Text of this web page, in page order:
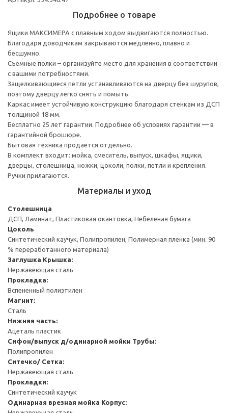
Подробнее о товаре
Ящики МАКСИМЕРА с плавным ходом выдвигаются полностью.
Благодаря доводчикам закрываются медленно, плавно и
бесшумно.
Съемные полки – организуйте место для хранения в соответствии
с вашими потребностями.
Защелкивающиеся петли устанавливаются на дверцу без шурупов,
поэтому дверцу легко снять и помыть.
Каркас имеет устойчивую конструкцию благодаря стенкам из ДСП
толщиной 18 мм.
Бесплатно 25 лет гарантии. Подробнее об условиях гарантии — в
гарантийной брошюре.
Бытовая техника продается отдельно.
В комплект входит: мойка, смеситель, выпуск, шкафы, ящики,
дверцы, столешница, ножки, цоколи, полки, петли и крепления.
Ручки прилагаются.
Материалы и уход
Столешница
ДСП, Ламинат, Пластиковая окантовка, Небеленая бумага
Цоколь
Синтетический каучук, Полипропилен, Полимерная пленка (мин. 90
% переработанного материала)
Заглушка Крышка:
Нержавеющая сталь
Прокладка:
Вспененный полиэтилен
Магнит:
Сталь
Нижняя часть:
Ацеталь пластик
Сифон/выпуск д/одинарной мойки Трубы:
Полипропилен
Ситечко/ Сетка:
Нержавеющая сталь
Прокладки:
Синтетический каучук
Одинарная врезная мойка Корпус: